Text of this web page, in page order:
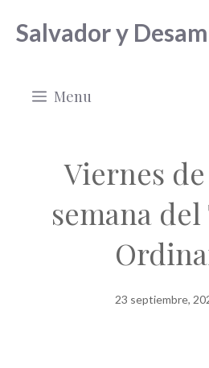
Salvador y
Menu
Viernes
semana
23 septiembre,